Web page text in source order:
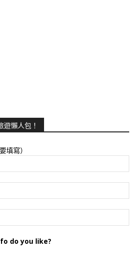
遊懶人包！
填寫）
do you like?